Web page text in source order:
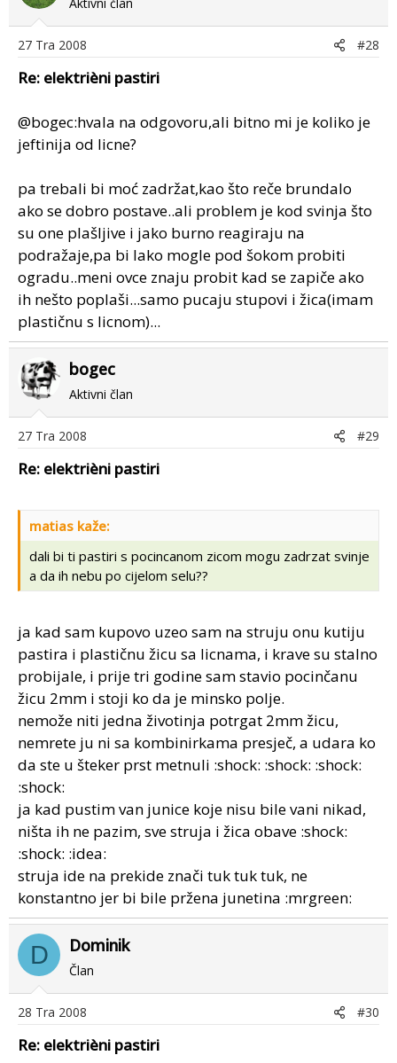
27 Tra 2008 #28
Re: elektrièni pastiri
@bogec:hvala na odgovoru,ali bitno mi je koliko je
jeftinija od licne?
pa trebali bi moć zadržat,kao što reče brundalo
ako se dobro postave..ali problem je kod svinja što
su one plašljive i jako burno reagiraju na
podražaje,pa bi lako mogle pod šokom probiti
ogradu..meni ovce znaju probit kad se zapiče ako
ih nešto poplaši...samo pucaju stupovi i žica(imam
plastičnu s licnom)...
bogec
Aktivni član
27 Tra 2008 #29
Re: elektrièni pastiri
matias kaže:
dali bi ti pastiri s pocincanom zicom mogu zadrzat svinje
a da ih nebu po cijelom selu??
ja kad sam kupovo uzeo sam na struju onu kutiju
pastira i plastičnu žicu sa licnama, i krave su stalno
probijale, i prije tri godine sam stavio pocinčanu
žicu 2mm i stoji ko da je minsko polje.
nemože niti jedna životinja potrgat 2mm žicu,
nemrete ju ni sa kombinirkama presječ, a udara ko
da ste u šteker prst metnuli :shock: :shock: :shock:
:shock:
ja kad pustim van junice koje nisu bile vani nikad,
ništa ih ne pazim, sve struja i žica obave :shock:
:shock: :idea:
struja ide na prekide znači tuk tuk tuk, ne
konstantno jer bi bile pržena junetina :mrgreen:
D Dominik
Član
28 Tra 2008 #30
Re: elektrièni pastiri